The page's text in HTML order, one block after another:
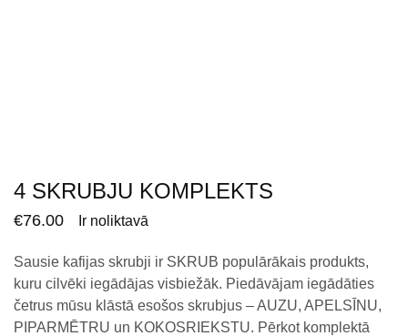
4 SKRUBJU KOMPLEKTS
€76.00 Ir noliktavā
Sausie kafijas skrubji ir SKRUB populārākais produkts,
kuru cilvēki iegādājas visbiežāk. Piedāvājam iegādāties
četrus mūsu klāstā esošos skrubjus – AUZU, APELSĪNU,
PIPARMĒTRU un KOKOSRIEKSTU. Pērkot komplektā